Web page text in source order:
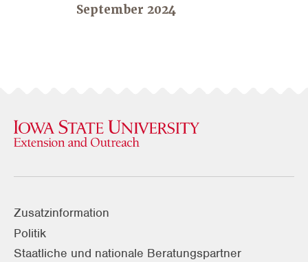
September 2024
Zusatzinformation
Politik
Staatliche und nationale Beratungspartner